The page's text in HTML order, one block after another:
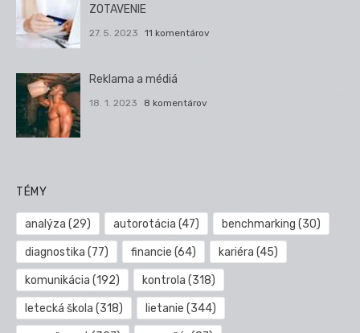
ZOTAVENIE
27. 5. 2023 11 komentárov
Reklama a médiá
18. 1. 2023 8 komentárov
TÉMY
analýza (29) autorotácia (47) benchmarking (30)
diagnostika (77) financie (64) kariéra (45)
komunikácia (192) kontrola (318)
letecká škola (318) lietanie (344)